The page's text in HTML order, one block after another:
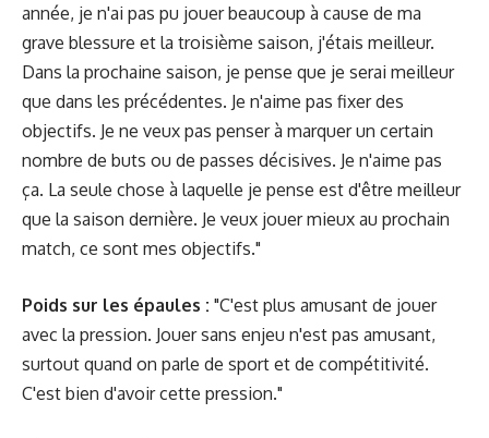
année, je n'ai pas pu jouer beaucoup à cause de ma
grave blessure et la troisième saison, j'étais meilleur.
Dans la prochaine saison, je pense que je serai meilleur
que dans les précédentes. Je n'aime pas fixer des
objectifs. Je ne veux pas penser à marquer un certain
nombre de buts ou de passes décisives. Je n'aime pas
ça. La seule chose à laquelle je pense est d'être meilleur
que la saison dernière. Je veux jouer mieux au prochain
match, ce sont mes objectifs."
Poids sur les épaules : "C'est plus amusant de jouer
avec la pression. Jouer sans enjeu n'est pas amusant,
surtout quand on parle de sport et de compétitivité.
C'est bien d'avoir cette pression."